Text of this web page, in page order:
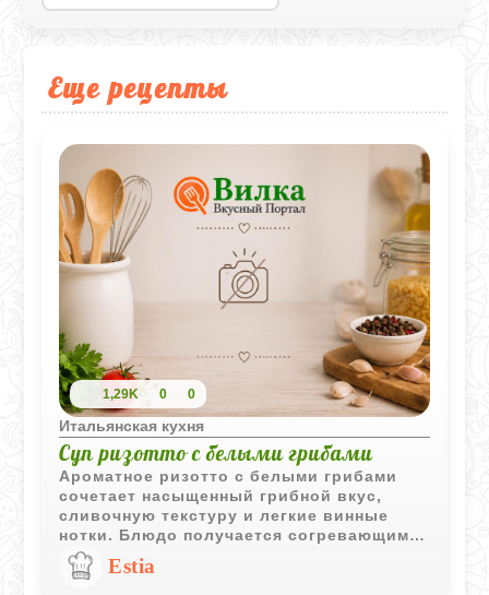
Еще рецепты
1,29K 0 0
Итальянская кухня
Суп ризотто с белыми грибами
Ароматное ризотто с белыми грибами
сочетает насыщенный грибной вкус,
сливочную текстуру и легкие винные
нотки. Блюдо получается согревающим,
сытным и отлично подходит для уютного
домашнего ужина.
Estia